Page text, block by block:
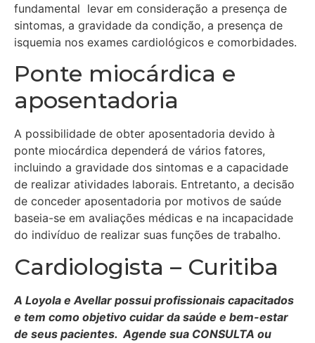
fundamental levar em consideração a presença de
sintomas, a gravidade da condição, a presença de
isquemia nos exames cardiológicos e comorbidades.
Ponte miocárdica e
aposentadoria
A possibilidade de obter aposentadoria devido à
ponte miocárdica dependerá de vários fatores,
incluindo a gravidade dos sintomas e a capacidade
de realizar atividades laborais. Entretanto, a decisão
de conceder aposentadoria por motivos de saúde
baseia-se em avaliações médicas e na incapacidade
do indivíduo de realizar suas funções de trabalho.
Cardiologista – Curitiba
A Loyola e Avellar possui profissionais capacitados
e tem como objetivo cuidar da saúde e bem-estar
de seus pacientes. Agende sua CONSULTA ou